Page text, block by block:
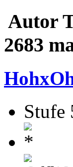
Autor
2683
Stufe